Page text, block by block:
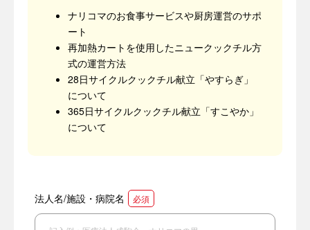
ナリコマのお食事サービスや厨房運営のサポ
ート
再加熱カートを使用したニュークックチル方
式の運営方法
28日サイクルクックチル献立「やすらぎ」
について
365日サイクルクックチル献立「すこやか」
について
法人名/施設・病院名 必須